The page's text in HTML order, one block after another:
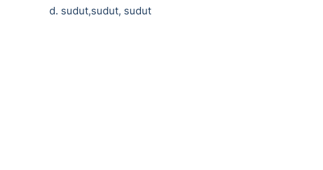
d. sudut,sudut, sudut